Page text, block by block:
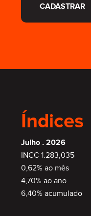
CADASTRAR
Índices
Julho . 2026
INCC 1.283,035
0,62% ao mês
4,70% ao ano
6,40% acumulado